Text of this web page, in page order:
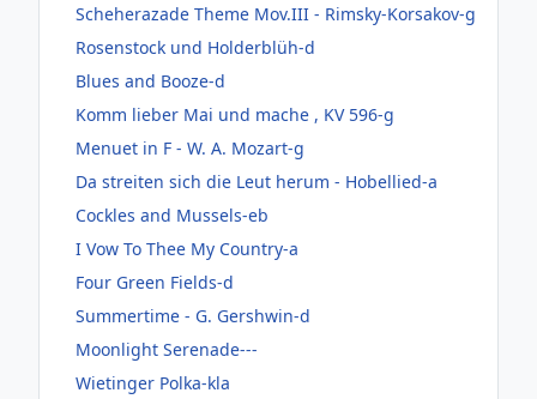
Scheherazade Theme Mov.III - Rimsky-Korsakov-g
Rosenstock und Holderblüh-d
Blues and Booze-d
Komm lieber Mai und mache , KV 596-g
Menuet in F - W. A. Mozart-g
Da streiten sich die Leut herum - Hobellied-a
Cockles and Mussels-eb
I Vow To Thee My Country-a
Four Green Fields-d
Summertime - G. Gershwin-d
Moonlight Serenade---
Wietinger Polka-kla